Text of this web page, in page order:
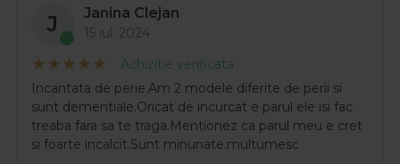
J Janina Clejan
15 iul. 2024
Achizitie verificata
Incantata de perie.Am 2 modele diferite de perii si
sunt dementiale.Oricat de incurcat e parul ele isi fac
treaba fara sa te traga.Mentionez ca parul meu e cret
si foarte incalcit.Sunt minunate.multumesc